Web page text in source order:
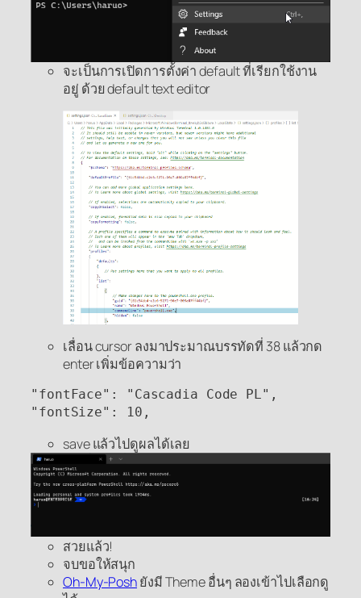
จะเป็นการเปิดการตั้งค่า default ที่เรียกใช้งาน
อยู่ ด้วย default text editor
เลื่อน cursor ลงมาประมาณบรรทัดที่ 38 แล้วกด
enter เพิ่มข้อความว่า
"fontFace": "Cascadia Code PL",
"fontSize": 10,
save แล้วไปดูผลได้เลย
สวยแล้ว!
จบขอให้สนุก
Oh-My-Poshยังมี Theme อื่นๆ ลองเข้าไปเลือกดู